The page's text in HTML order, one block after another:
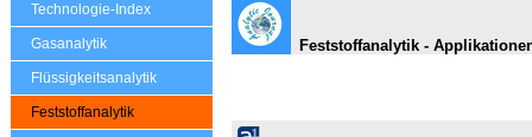
Technologie-Index
Gasanalytik
Flüssigkeitsanalytik
Feststoffanalytik
Feststoffanalytik -